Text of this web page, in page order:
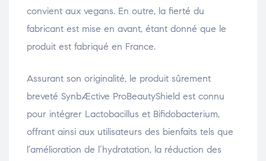
convient aux vegans. En outre, la fierté du
fabricant est mise en avant, étant donné que le
produit est fabriqué en France.
Assurant son originalité, le produit sûrement
breveté SynbÆctive ProBeautyShield est connu
pour intégrer Lactobacillus et Bifidobacterium,
offrant ainsi aux utilisateurs des bienfaits tels que
l’amélioration de l’hydratation, la réduction des